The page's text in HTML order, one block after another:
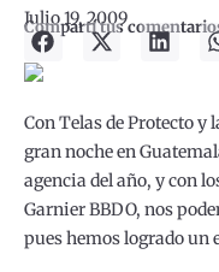
Julio 19, 2009
Compartí tus
Con Telas de Protecto
gran noche en
agencia del año, y con
Garnier BBDO, nos
pues hemos logrado un